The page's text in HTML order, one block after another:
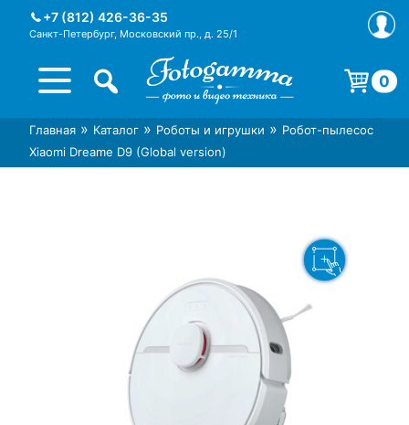
+7 (812) 426-36-35
Санкт-Петербург, Московский пр., д. 25/1
Интернет-магазин фототехники
Foto-Gamma в СПб
Магазин фотоаксессуаров foto-
gamma.ru
0
Корзина пуста.
Главная » Каталог » Роботы и игрушки » Робот-пылесос
Xiaomi Dreame D9 (Global version)